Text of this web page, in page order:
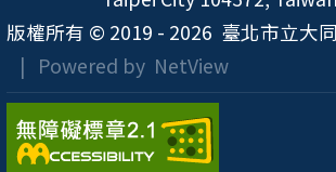
版權所有 © 2019 - 2026 臺北市立大
| Powered by NetView